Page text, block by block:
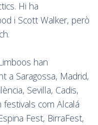
Hi ha
i Scott Walker, però
han
a Saragossa, Madrid,
Sevilla, Cadis,
festivals com Alcalá
Fest, BirraFest,